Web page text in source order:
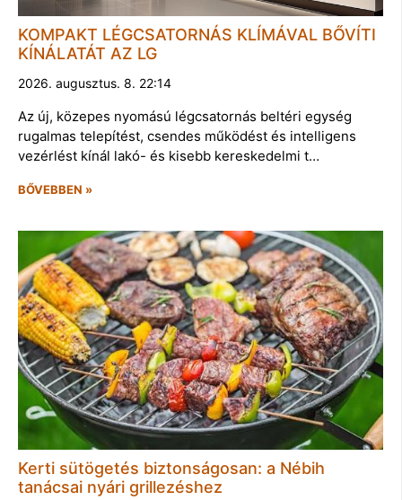
KOMPAKT LÉGCSATORNÁS KLÍMÁVAL BŐVÍTI
KÍNÁLATÁT AZ LG
2026. augusztus. 8. 22:14
Az új, közepes nyomású légcsatornás beltéri egység
rugalmas telepítést, csendes működést és intelligens
vezérlést kínál lakó- és kisebb kereskedelmi t…
BŐVEBBEN »
Kerti sütögetés biztonságosan: a Nébih
tanácsai nyári grillezéshez